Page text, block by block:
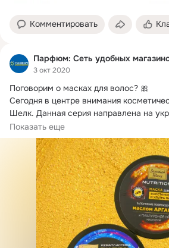
Комментировать
Парфюм: Сеть удобных
3 окт 2020
Поговорим о масках для волос? 🎀
Сегодня в центре внимания
Шелк. Данная серия направлена на
роста волос.
Показать еще